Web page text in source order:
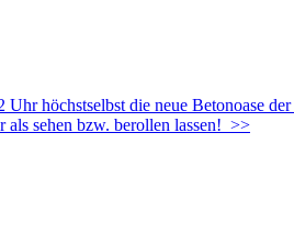
höchstselbst die neue Betonoase
sehen bzw. berollen lassen! >>